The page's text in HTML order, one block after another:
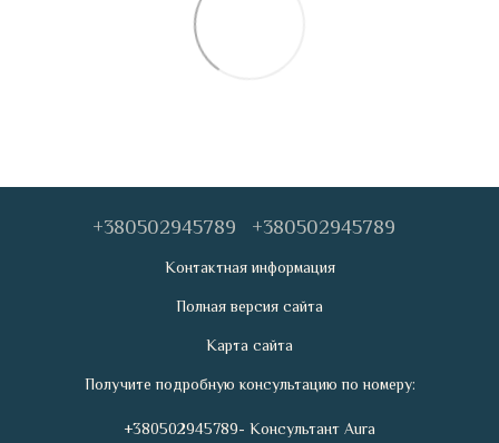
+380502945789 +380502945789
Контактная информация
Полная версия сайта
Карта сайта
Получите подробную консультацию по номеру:
+380502945789- Консультант Aura